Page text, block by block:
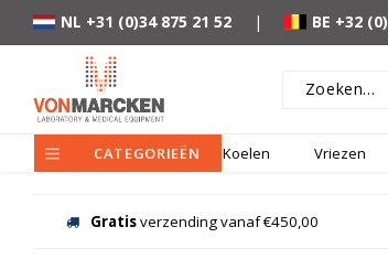
NL +31 (0)34 875 21 52 | BE +32
CATEGORIEËN Koelen Vriezen
Gratisverzending vanaf €450,00